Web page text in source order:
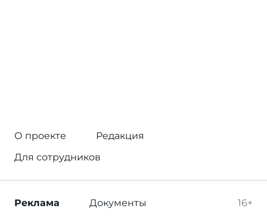
О проекте
Редакция
Для сотрудников
16+
Реклама Документы